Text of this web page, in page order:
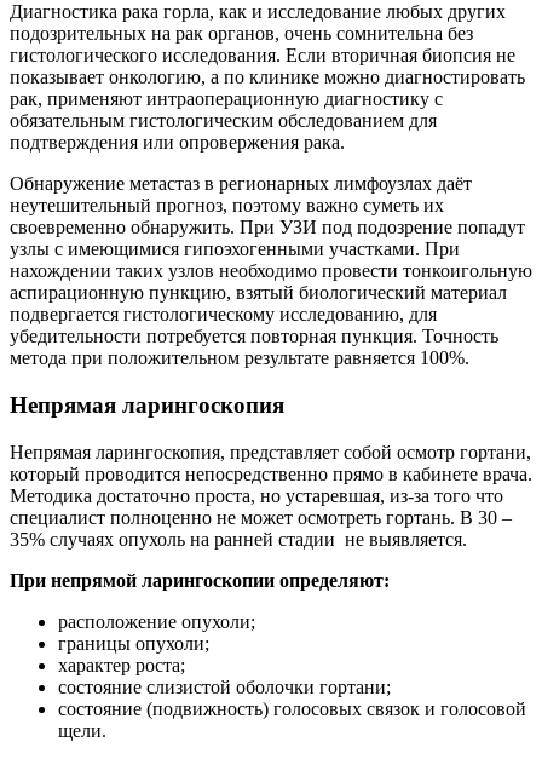
Диагностика рака горла, как и исследование любых других
подозрительных на рак органов, очень сомнительна без
гистологического исследования. Если вторичная биопсия не
показывает онкологию, а по клинике можно диагностировать
рак, применяют интраоперационную диагностику с
обязательным гистологическим обследованием для
подтверждения или опровержения рака.
Обнаружение метастаз в регионарных лимфоузлах даёт
неутешительный прогноз, поэтому важно суметь их
своевременно обнаружить. При УЗИ под подозрение попадут
узлы с имеющимися гипоэхогенными участками. При
нахождении таких узлов необходимо провести тонкоигольную
аспирационную пункцию, взятый биологический материал
подвергается гистологическому исследованию, для
убедительности потребуется повторная пункция. Точность
метода при положительном результате равняется 100%.
Непрямая ларингоскопия
Непрямая ларингоскопия, представляет собой осмотр гортани,
который проводится непосредственно прямо в кабинете врача.
Методика достаточно проста, но устаревшая, из-за того что
специалист полноценно не может осмотреть гортань. В 30 –
35% случаях опухоль на ранней стадии не выявляется.
При непрямой ларингоскопии определяют:
расположение опухоли;
границы опухоли;
характер роста;
состояние слизистой оболочки гортани;
состояние (подвижность) голосовых связок и голосовой
щели.